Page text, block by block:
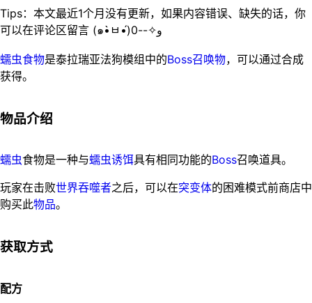
Tips：本文最近1个月没有更新，如果内容错误、缺失的话，你
可以在评论区留言 (๑•̀ㅂ•́)و✧--0
蠕虫食物是泰拉瑞亚法狗模组中的Boss召唤物，可以通过合成
获得。
物品介绍
蠕虫食物是一种与蠕虫诱饵具有相同功能的Boss召唤道具。
玩家在击败世界吞噬者之后，可以在突变体的困难模式前商店中
购买此物品。
获取方式
配方